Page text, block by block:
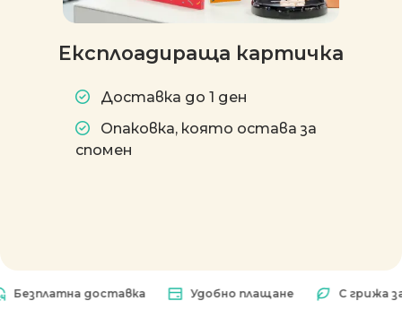
Експлоадираща картичка
Доставка до 1 ден
Опаковка, която остава за
спомен
доставка Удобно плащане С грижа за